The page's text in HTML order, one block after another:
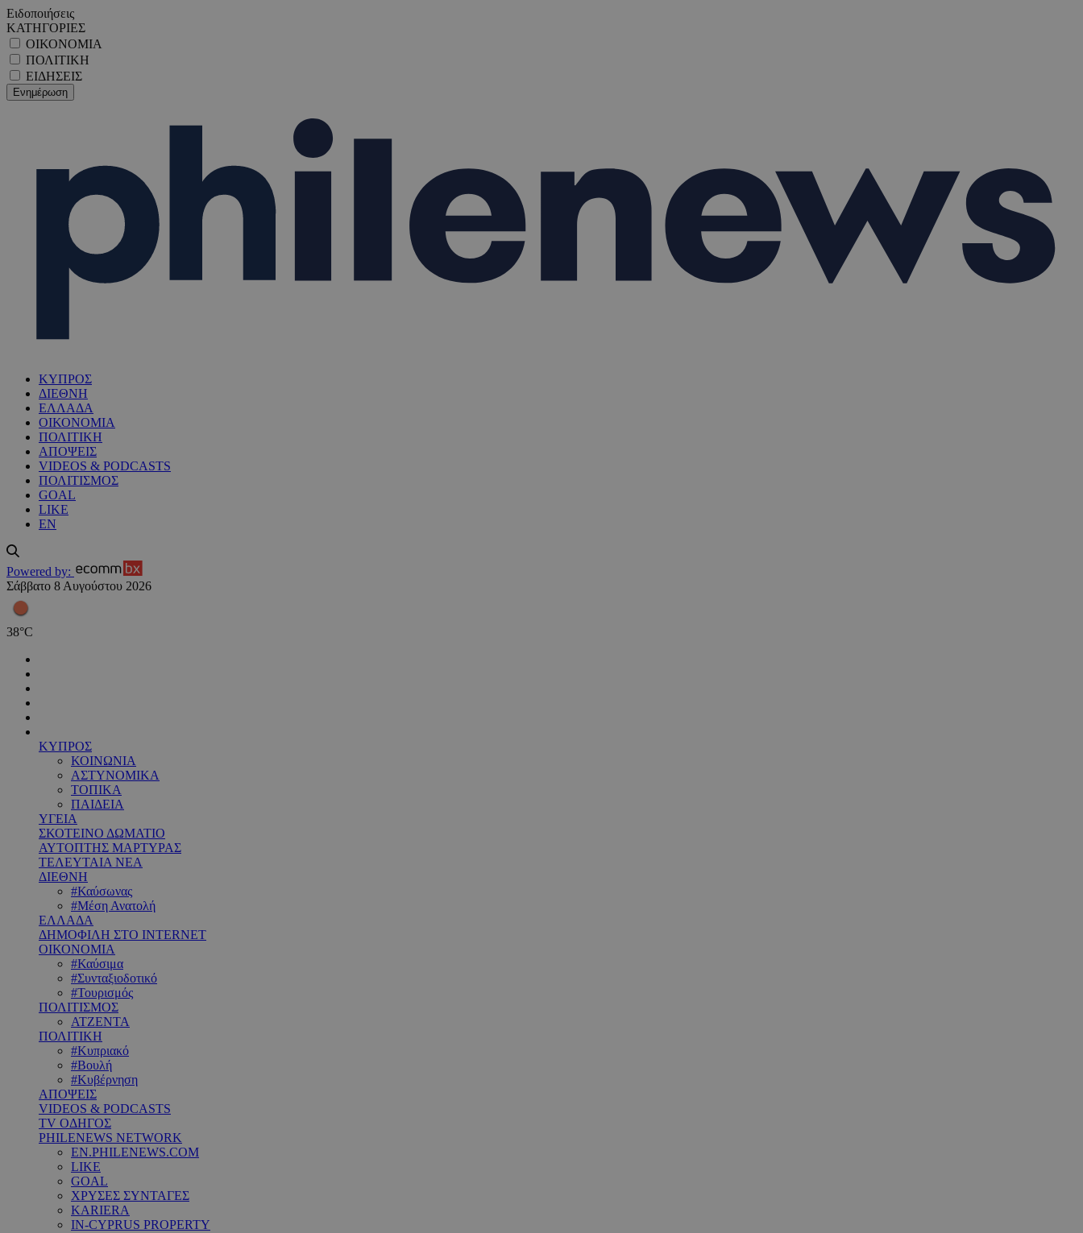
Ειδοποιήσεις
ΚΑΤΗΓΟΡΙΕΣ
ΟΙΚΟΝΟΜΙΑ
ΠΟΛΙΤΙΚΗ
ΕΙΔΗΣΕΙΣ
ΚΥΠΡΟΣ
ΔΙΕΘΝΗ
ΕΛΛΑΔΑ
ΟΙΚΟΝΟΜΙΑ
ΠΟΛΙΤΙΚΗ
ΑΠΟΨΕΙΣ
VIDEOS & PODCASTS
ΠΟΛΙΤΙΣΜΟΣ
GOAL
LIKE
EN
Powered by:
Σάββατο 8 Αυγούστου 2026
38°C
ΚΥΠΡΟΣ
ΚΟΙΝΩΝΙΑ
ΑΣΤΥΝΟΜΙΚΑ
ΤΟΠΙΚΑ
ΠΑΙΔΕΙΑ
ΥΓΕΙΑ
ΣΚΟΤΕΙΝΟ ΔΩΜΑΤΙΟ
ΑΥΤΟΠΤΗΣ ΜΑΡΤΥΡΑΣ
ΤΕΛΕΥΤΑΙΑ ΝΕΑ
ΔΙΕΘΝΗ
#Καύσωνας
#Μέση Ανατολή
ΕΛΛΑΔΑ
ΔΗΜΟΦΙΛΗ ΣΤΟ INTERNET
ΟΙΚΟΝΟΜΙΑ
#Καύσιμα
#Συνταξιοδοτικό
#Τουρισμός
ΠΟΛΙΤΙΣΜΟΣ
ΑΤΖΕΝΤΑ
ΠΟΛΙΤΙΚΗ
#Κυπριακό
#Βουλή
#Κυβέρνηση
ΑΠΟΨΕΙΣ
VIDEOS & PODCASTS
TV ΟΔΗΓΟΣ
PHILENEWS NETWORK
EN.PHILENEWS.COM
LIKE
GOAL
ΧΡΥΣΕΣ ΣΥΝΤΑΓΕΣ
KARIERA
IN-CYPRUS PROPERTY